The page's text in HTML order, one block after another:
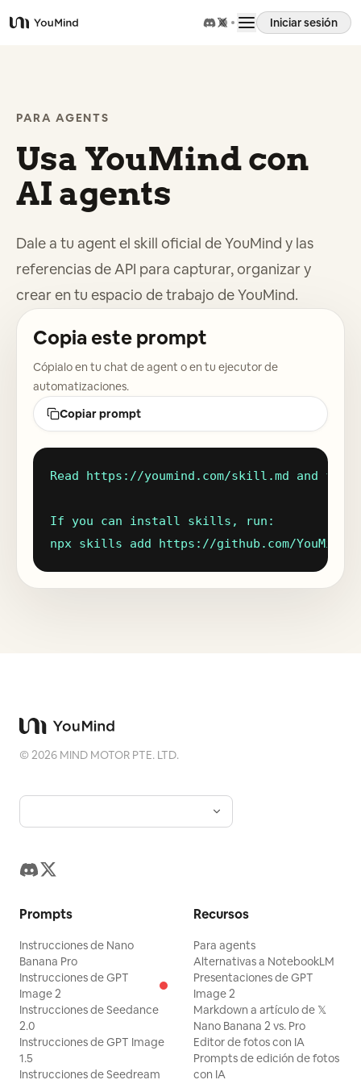
YouMind
Iniciar sesión
Casos de uso
Habilidades
Descargar
Blog
PARA AGENTS
Usa YouMind con
AI agents
Dale a tu agent el skill oficial de YouMind y las
referencias de API para capturar, organizar y
crear en tu espacio de trabajo de YouMind.
Copia este prompt
Cópialo en tu chat de agent o en tu ejecutor de
automatizaciones.
Copiar prompt
Read https://youmind.com/skill.md and
If you can install skills, run:
npx skills add https://github.com/
©2026 MIND MOTOR PTE. LTD.
Prompts
Instrucciones de Nano
Banana Pro
Instrucciones de GPT
Image 2
Instrucciones de Seedance
2.0
Instrucciones de GPT Image
1.5
Instrucciones de Seedream
Recursos
Para agents
Alternativas a NotebookLM
Presentaciones de GPT
Image 2
Markdown a artículo de 𝕏
Nano Banana 2 vs. Pro
Editor de fotos con IA
Prompts de edición de fotos
con IA